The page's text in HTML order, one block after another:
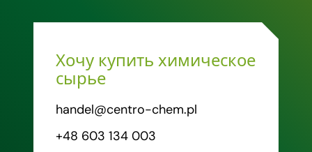
Хочу купить химическое
сырье
handel@centro-chem.pl
+48 603 134 003